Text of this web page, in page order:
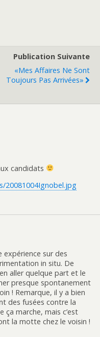
Publication Suivante
«Mes Affaires Ne Sont
Toujours Pas Arrivées»
candidats
20081004Ignobel.jpg
sur des
in situ. De
aller quelque part et le
presque spontanement
! Remarque, il y a bien
des fusées contre la
ça marche, mais c’est
la motte chez le voisin !